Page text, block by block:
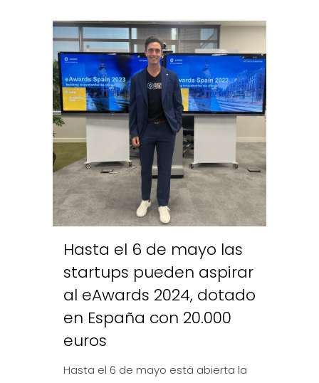
Hasta el 6 de mayo las
startups pueden aspirar
al eAwards 2024, dotado
en España con 20.000
euros
Hasta el 6 de mayo está abierta la